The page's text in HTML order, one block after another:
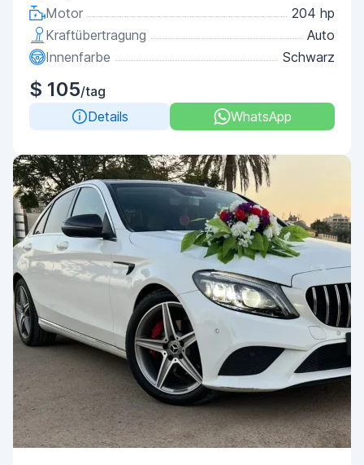
Motor
204 hp
Kraftübertragung
Auto
Innenfarbe
Schwarz
$ 105/tag
Details
WhatsApp